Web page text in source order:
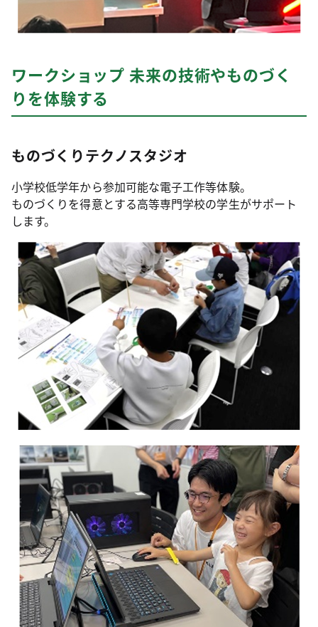
ワークショップ 未来の技術やものづく
りを体験する
ものづくりテクノスタジオ
小学校低学年から参加可能な電子工作等体験。
ものづくりを得意とする高等専門学校の学生がサポート
します。